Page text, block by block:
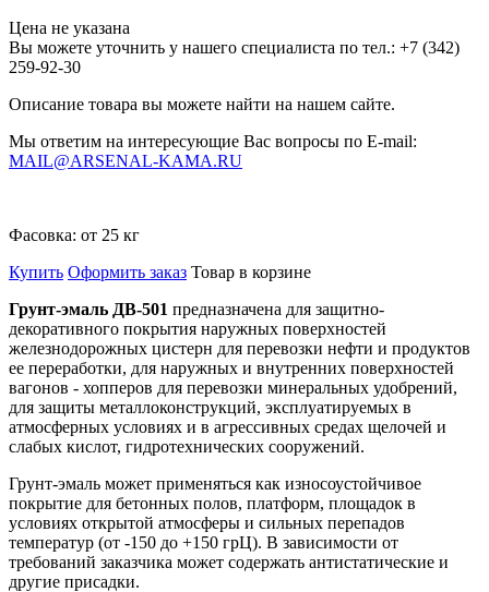
Цена не указана
Вы можете уточнить у нашего специалиста по тел.: +7 (342)
259-92-30
Описание товара вы можете найти на нашем сайте.
Мы ответим на интересующие Вас вопросы по E-mail:
MAIL@ARSENAL-KAMA.RU
Фасовка: от 25 кг
Купить Оформить заказ Товар в корзине
Грунт-эмаль ДВ-501 предназначена для защитно-
декоративного покрытия наружных поверхностей
железнодорожных цистерн для перевозки нефти и продуктов
ее переработки, для наружных и внутренних поверхностей
вагонов - хопперов для перевозки минеральных удобрений,
для защиты металлоконструкций, эксплуатируемых в
атмосферных условиях и в агрессивных средах щелочей и
слабых кислот, гидротехнических сооружений.
Грунт-эмаль может применяться как износоустойчивое
покрытие для бетонных полов, платформ, площадок в
условиях открытой атмосферы и сильных перепадов
температур (от -150 до +150 грЦ). В зависимости от
требований заказчика может содержать антистатические и
другие присадки.